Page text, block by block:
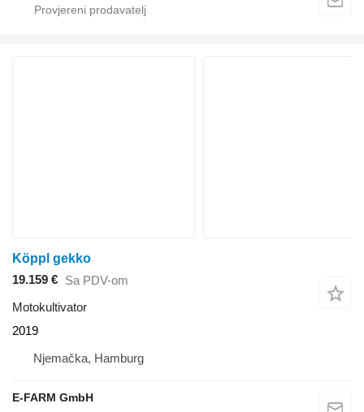
Köppl gekko
19.159 € Sa PDV-om
Motokultivator
2019
Njemačka, Hamburg
E-FARM GmbH